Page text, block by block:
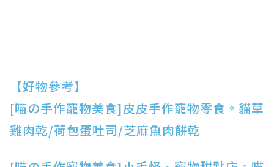
【好物參考】
[喵の手作寵物美食]皮皮手作寵物零食。貓草
雞肉乾/荷包蛋吐司/芝麻魚肉餅乾